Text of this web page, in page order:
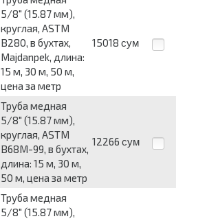
5/8" (15.87 мм),
круглая, ASTM
B280, в бухтах,
Majdanpek, длина:
15 м, 30 м, 50 м,
цена за метр
15018 сум
Труба медная
5/8" (15.87 мм),
круглая, ASTM
B68М-99, в бухтах,
длина: 15 м, 30 м,
50 м, цена за метр
12266 сум
Труба медная
5/8" (15.87 мм),